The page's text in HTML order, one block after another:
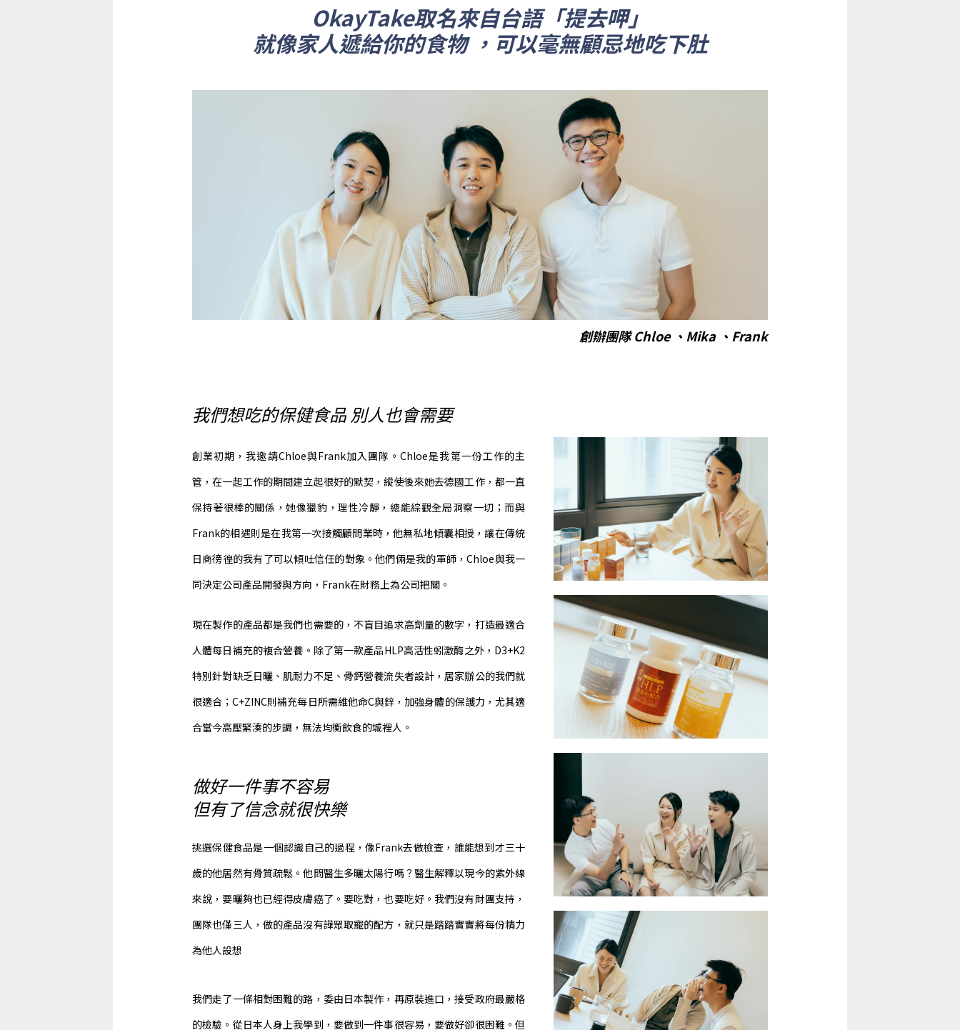
OkayTake取名來自台語「提去呷」
就像家人遞給你的食物 ，可以毫無顧忌地吃下肚
創辦團隊 Chloe 、Mika 、Frank
我們想吃的保健食品 別人也會需要
創業初期，我邀請Chloe與Frank加入團隊。Chloe是我第一份工作的主
管，在一起工作的期間建立起很好的默契，縱使後來她去德國工作，都一直
保持著很棒的關係，她像獵豹，理性冷靜，總能綜觀全局洞察一切；而與
Frank的相遇則是在我第一次接觸顧問業時，他無私地傾囊相授，讓在傳統
日商徬徨的我有了可以傾吐信任的對象。他們倆是我的軍師，Chloe與我一
同決定公司產品開發與方向，Frank在財務上為公司把關。
現在製作的產品都是我們也需要的，不盲目追求高劑量的數字，打造最適合
人體每日補充的複合營養。除了第一款產品HLP高活性蚓激酶之外，D3+K2
特別針對缺乏日曬、肌耐力不足、骨鈣營養流失者設計，居家辦公的我們就
很適合；C+ZINC則補充每日所需維他命C與鋅，加強身體的保護力，尤其適
合當今高壓緊湊的步調，無法均衡飲食的城裡人。
做好一件事不容易
但有了信念就很快樂
挑選保健食品是一個認識自己的過程，像Frank去做檢查，誰能想到才三十
歲的他居然有骨質疏鬆。他問醫生多曬太陽行嗎？醫生解釋以現今的紫外線
來說，要曬夠也已經得皮膚癌了。要吃對，也要吃好。我們沒有財團支持，
團隊也僅三人，做的產品沒有譁眾取寵的配方，就只是踏踏實實將每份精力
為他人設想
我們走了一條相對困難的路，委由日本製作，再原裝進口，接受政府最嚴格
的檢驗。從日本人身上我學到，要做到一件事很容易，要做好卻很困難。但